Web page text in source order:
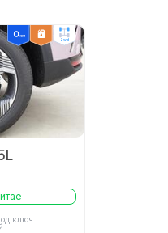
-
2wd
ключ